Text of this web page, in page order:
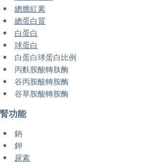
總膽紅素
總蛋白質
白蛋白
球蛋白
白蛋白球蛋白比例
丙麩胺酸轉肽酶
谷丙胺酸轉胺酶
谷草胺酸轉胺酶
腎功能
鈉
鉀
尿素